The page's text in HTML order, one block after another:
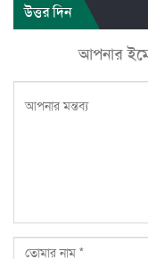
উত্তর দিন
আপনার